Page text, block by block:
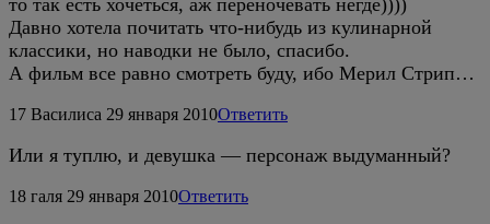
Давно хотела почитать что-нибудь из кулинарной
классики, но наводки не было, спасибо.
А фильм все равно смотреть буду, ибо Мерил Стрип…
17 Василиса 29 января 2010Ответить
Или я туплю, и девушка — персонаж выдуманный?
18 галя 29 января 2010Ответить